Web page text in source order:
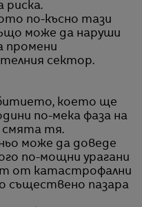
риска.
по-късно тази
може да наруши
промени
сектор.
което ще
по-мека фаза на
смята тя.
може да доведе
по-мощни урагани
от катастрофални
съществено пазара